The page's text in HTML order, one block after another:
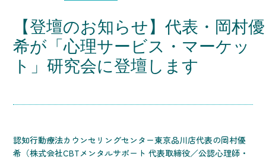
【登壇のお知らせ】代表・岡村優
希が「心理サービス・マーケッ
ト」研究会に登壇します
認知行動療法カウンセリングセンター東京品川店代表の岡村優
希（株式会社CBTメンタルサポート 代表取締役／公認心理師・